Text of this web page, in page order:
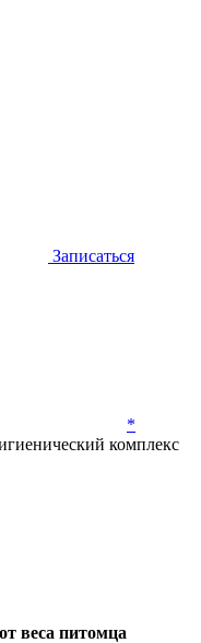
Записаться
*
комплекс
веса питомца